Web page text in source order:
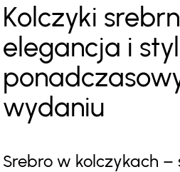
Kolczyki
elegancja i
wydaniu
Srebro w kolczykach –